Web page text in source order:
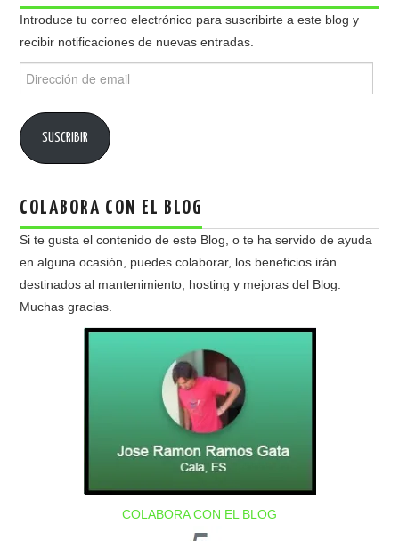
Introduce tu correo electrónico para suscribirte a este blog y
recibir notificaciones de nuevas entradas.
de
SUSCRIBIR
COLABORA CON EL BLOG
Si te gusta el contenido de este Blog, o te ha servido de ayuda
en alguna ocasión, puedes colaborar, los beneficios irán
destinados al mantenimiento, hosting y mejoras del Blog.
Muchas gracias.
COLABORA CON EL BLOG